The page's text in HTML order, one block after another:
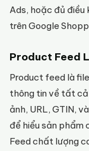
Ads, hoặc đủ điều
trên Google
Product Feed
Product feed là
thông tin về tất cả
ảnh, URL, GTIN,
để hiểu sản phẩm
Feed chất lượng